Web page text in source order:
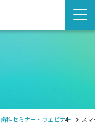
歯科セミナー・ウェビナー ス